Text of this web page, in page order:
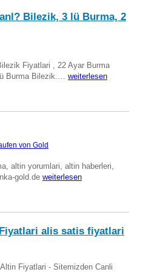
Bilezik, 3 lü Burma, 2
Fiyatlari , 22 Ayar Burma
Burma Bilezik.… weiterlesen
von Gold
altin yorumlari, altin haberleri,
gold.de weiterlesen
alis satis fiyatlari
Fiyatlari - Sitemizden Canli